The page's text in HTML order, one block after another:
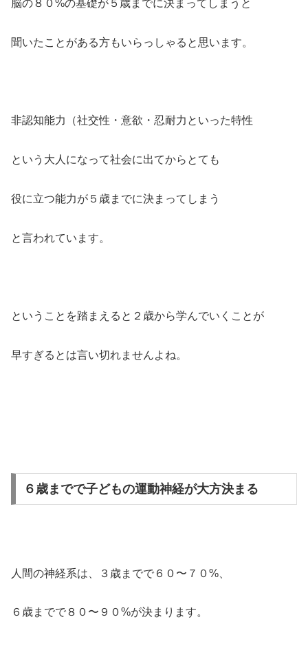
脳の８０%の基礎が５歳までに決まってしまうと
聞いたことがある方もいらっしゃると思います。
非認知能力（社交性・意欲・忍耐力といった特性
という大人になって社会に出てからとても
役に立つ能力が５歳までに決まってしまう
と言われています。
ということを踏まえると２歳から学んでいくことが
早すぎるとは言い切れませんよね。
６歳までで子どもの運動神経が大方決まる
人間の神経系は、３歳までで６０〜７０%、
６歳までで８０〜９０%が決まります。